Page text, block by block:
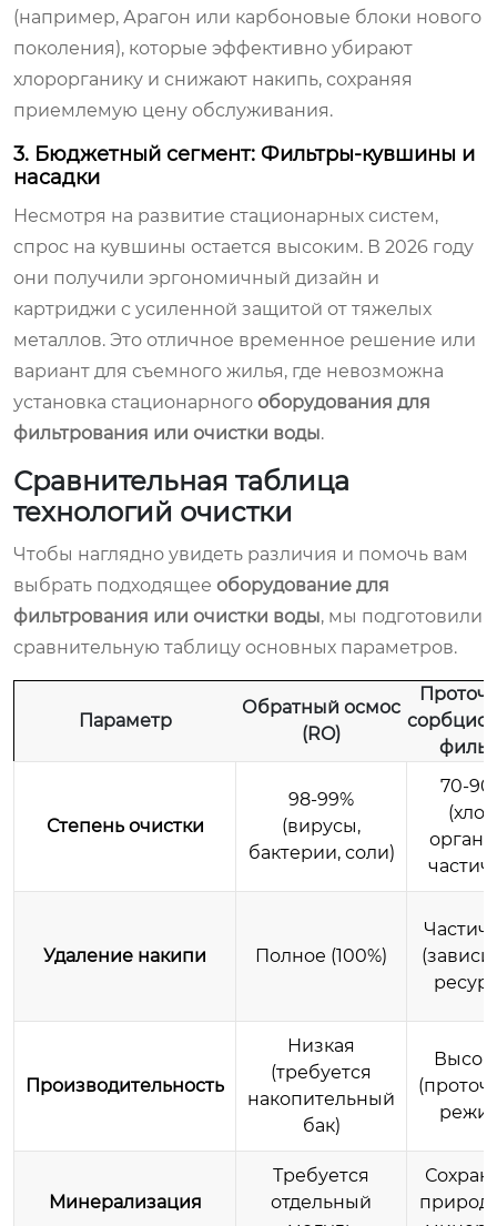
(например, Арагон или карбоновые блоки нового
поколения), которые эффективно убирают
хлорорганику и снижают накипь, сохраняя
приемлемую цену обслуживания.
3. Бюджетный сегмент: Фильтры-кувшины и
насадки
Несмотря на развитие стационарных систем,
спрос на кувшины остается высоким. В 2026 году
они получили эргономичный дизайн и
картриджи с усиленной защитой от тяжелых
металлов. Это отличное временное решение или
вариант для съемного жилья, где невозможна
установка стационарного оборудования для
фильтрования или очистки воды.
Сравнительная таблица
технологий очистки
Чтобы наглядно увидеть различия и помочь вам
выбрать подходящее оборудование для
фильтрования или очистки воды, мы подготовили
сравнительную таблицу основных параметров.
Параметр
Обратный осмос
(RO)
Степень очистки
98-99%
(вирусы,
бактерии, соли)
70-
Удаление накипи Полное (100%)
Производительность
Низкая
(требуется
накопительный
бак)
Минерализация
Требуется
отдельный